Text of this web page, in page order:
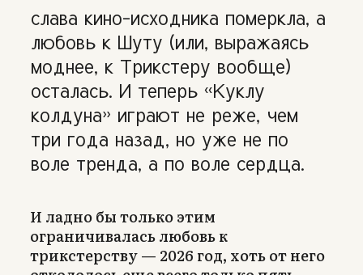
слава кино-исходника померкла, а
любовь к Шуту (или, выражаясь
моднее, к Трикстеру вообще)
осталась. И теперь «Куклу
колдуна» играют не реже, чем
три года назад, но уже не по
воле тренда, а по воле сердца.
И ладно бы только этим
ограничивалась любовь к
трикстерству — 2026 год, хоть от него